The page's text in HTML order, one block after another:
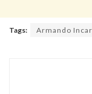
Tags: Armando